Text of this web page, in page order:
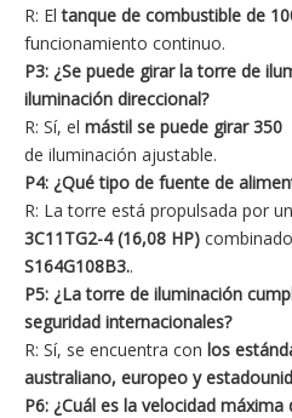
R: Eltanque de combustible de
funcionamiento continuo.
P3: ¿Se puede girar la torre de
iluminación direccional?
R: Sí, el mástil se puede girar 350
de iluminación ajustable.
P4: ¿Qué tipo de fuente de
R: La torre está propulsada por un
3C11TG2-4 (16,08 HP)
S164G108B3..
P5: ¿La torre de iluminación
seguridad internacionales?
R: Sí, se encuentra con los
australiano, europeo y
P6: ¿Cuál es la velocidad máxima